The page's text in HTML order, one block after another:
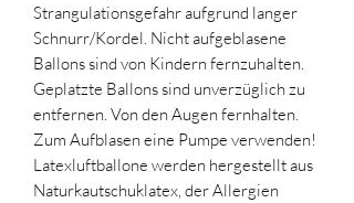
Strangulationsgefahr aufgrund langer
Schnurr/Kordel. Nicht aufgeblasene
Ballons sind von Kindern fernzuhalten.
Geplatzte Ballons sind unverzüglich zu
entfernen. Von den Augen fernhalten.
Zum Aufblasen eine Pumpe verwenden!
Latexluftballone werden hergestellt aus
Naturkautschuklatex, der Allergien